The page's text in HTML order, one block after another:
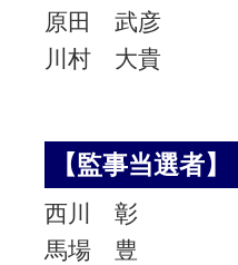
原田 武彦
川村 大貴
【監事当選者
西川 彰
馬場 豊